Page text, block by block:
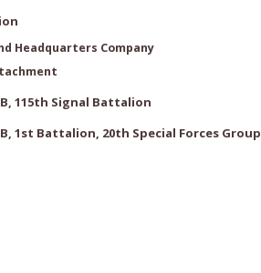
Headquarters Company
115th Signal Battalion
1st Battalion, 20th Special Forces Group